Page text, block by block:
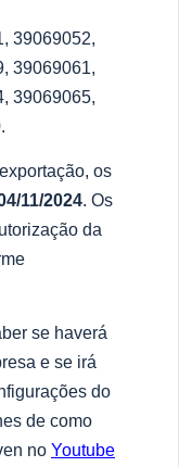
39069052,
39069061,
39069065,
os
11/2024. Os
da
se haverá
e se irá
do
de como
no Youtube